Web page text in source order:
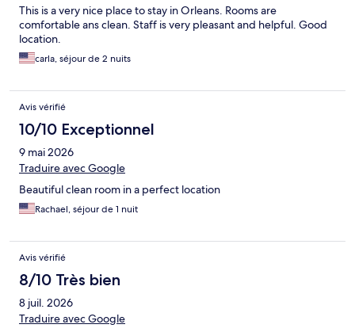
This is a very nice place to stay in Orleans. Rooms are
comfortable ans clean. Staff is very pleasant and helpful. Good
location.
carla, séjour de 2 nuits
Avis vérifié
10/10 Exceptionnel
9 mai 2026
Traduire avec Google
Beautiful clean room in a perfect location
Rachael, séjour de 1 nuit
Avis vérifié
8/10 Très bien
8 juil. 2026
Traduire avec Google